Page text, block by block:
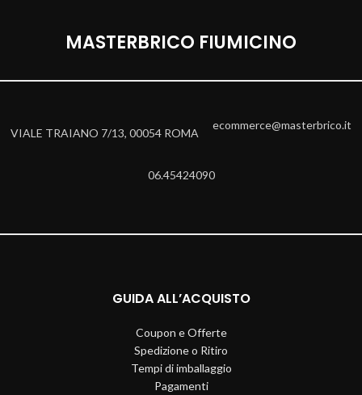
MASTERBRICO FIUMICINO
VIALE TRAIANO 7/13, 00054 ROMA
ecommerce@masterbrico.it
06.45424090
GUIDA ALL’ACQUISTO
Coupon e Offerte
Spedizione o Ritiro
Tempi di imballaggio
Pagamenti